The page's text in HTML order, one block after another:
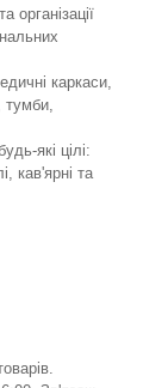
організації
каркаси,
тумби,
які цілі:
кав'ярні та